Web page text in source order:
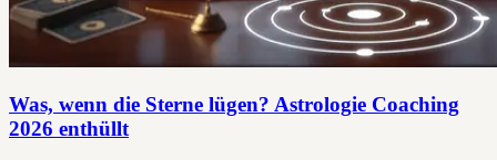
Was, wenn die Sterne lügen? Astrologie Coaching
2026 enthüllt